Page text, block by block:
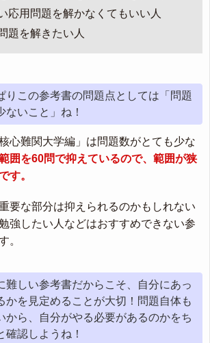
応用問題を解かなくてもいい人
題を解きたい人
りこの参考書の問題点としては「問題
ないこと」ね！
心難関大学編」は問題数がとても少な
囲を60問で抑えているので、範囲が狭
す。
要な部分は抑えられるのかもしれない
強したい人などはおすすめできない参
。
難しい参考書だからこそ、自分にあっ
かを見定めることが大切！問題自体も
から、自分がやる必要があるのかをち
確認しようね！